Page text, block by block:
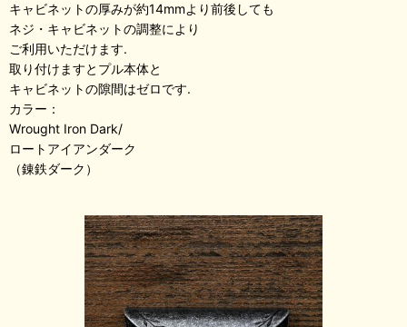
キャビネットの厚みが約14mmより前後しても
ネジ・キャビネットの調整により
ご利用いただけます.
取り付けますとプル本体と
キャビネットの隙間はゼロです.
カラー：
Wrought Iron Dark/
ロートアイアンダーク
（錬鉄ダーク）